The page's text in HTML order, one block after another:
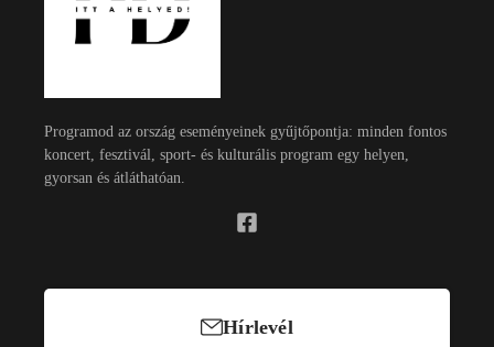
Programod az ország eseményeinek gyűjtőpontja: minden fontos
koncert, fesztivál, sport- és kulturális program egy helyen,
gyorsan és átláthatóan.
Hírlevél